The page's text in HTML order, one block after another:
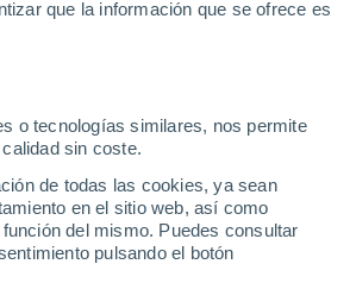
que la información que se ofrece es
o tecnologías similares, nos permite
sin coste.
de todas las cookies, ya sean
en el sitio web, así como
del mismo. Puedes consultar
pulsando el botón
...
Por horas